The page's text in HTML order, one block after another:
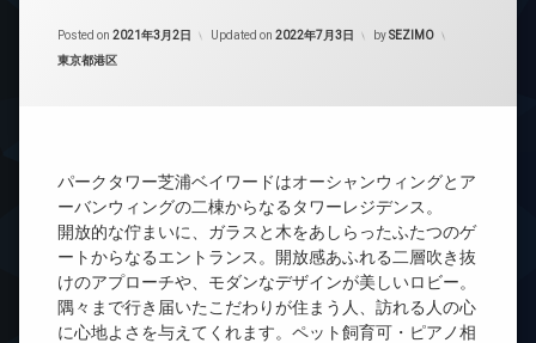
Posted on 2021年3月2日 Updated on 2022年7月3日 bySEZIMO
カテゴリー:
東京都港区
パークタワー芝浦ベイワードはオーシャンウィングとア
ーバンウィングの二棟からなるタワーレジデンス。
開放的な佇まいに、ガラスと木をあしらったふたつのゲ
ートからなるエントランス。開放感あふれる二層吹き抜
けのアプローチや、モダンなデザインが美しいロビー。
隅々まで行き届いたこだわりが住まう人、訪れる人の心
に心地よさを与えてくれます。ペット飼育可・ピアノ相